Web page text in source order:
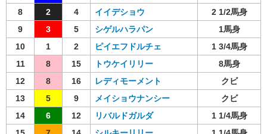
8
2 4 イイデショウ
2 1/2馬身
9
3 5 シゲルハラパン
1馬身
10
1 2 ピイエフドルチェ
1 3/4馬身
11
8 15 トウケイリリー
8馬身
12
8 16 レディモーメント
クビ
13
5 9 メイショウナンシー
クビ
14
6 12 リバルドガルダ
1 1/4馬身